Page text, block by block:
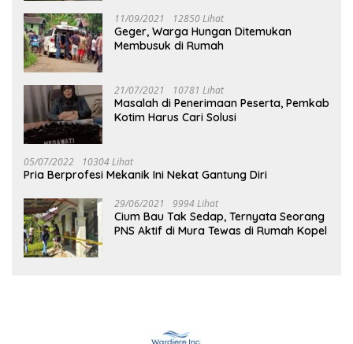
11/09/2021 12850 Lihat
Geger, Warga Hungan Ditemukan
Membusuk di Rumah
21/07/2021 10781 Lihat
Masalah di Penerimaan Peserta, Pemkab
Kotim Harus Cari Solusi
05/07/2022 10304 Lihat
Pria Berprofesi Mekanik Ini Nekat Gantung Diri
29/06/2021 9994 Lihat
Cium Bau Tak Sedap, Ternyata Seorang
PNS Aktif di Mura Tewas di Rumah Kopel